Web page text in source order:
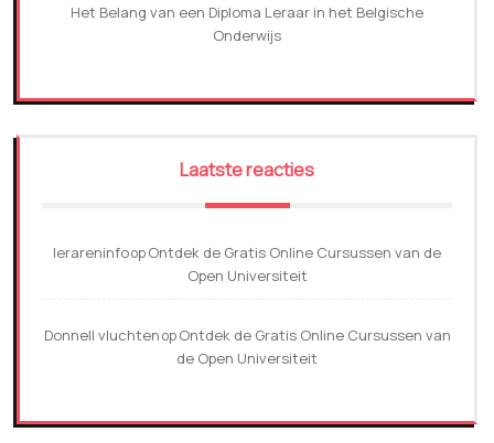
Het Belang van een Diploma Leraar in het Belgische
Onderwijs
Laatste reacties
lerareninfoopOntdek de Gratis Online Cursussen van de
Open Universiteit
Donnell vluchtenopOntdek de Gratis Online Cursussen van
de Open Universiteit